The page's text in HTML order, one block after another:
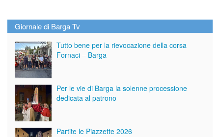
Giornale di Barga Tv
Tutto bene per la rievocazione della corsa
Fornaci – Barga
Per le vie di Barga la solenne processione
dedicata al patrono
Partite le Piazzette 2026